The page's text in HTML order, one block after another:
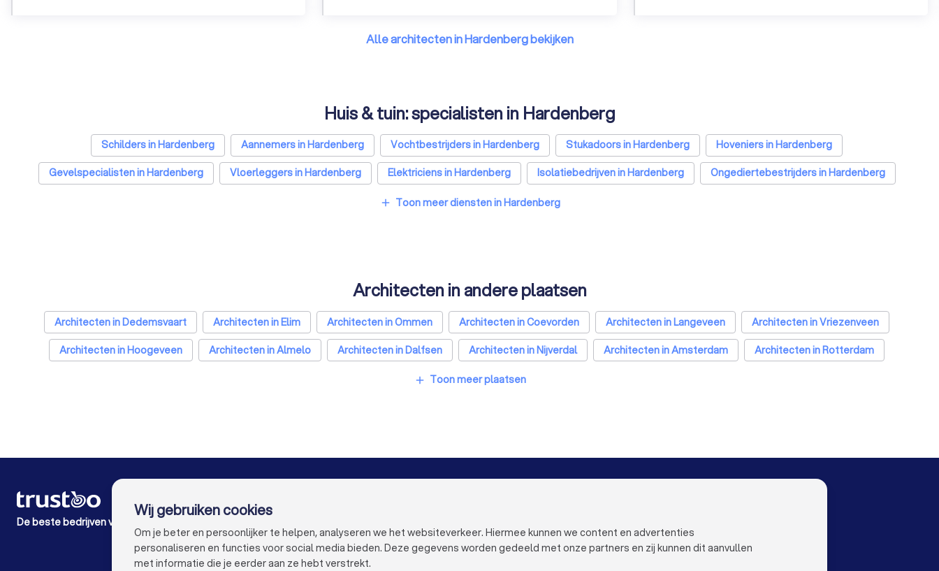
Alle architecten in Hardenberg bekijken
Huis & tuin: specialisten in Hardenberg
Schilders in Hardenberg Aannemers in Hardenberg Vochtbestrijders in Hardenberg Stukadoors in Hardenberg
Hoveniers in Hardenberg
Gevelspecialisten in Hardenberg
Vloerleggers in Hardenberg Elektriciens in Hardenberg Isolatiebedrijven in Hardenberg
Ongediertebestrijders in Hardenberg
Badkamer installateurs in Hardenberg Traprenovatie bedrijven in Hardenberg
add Toon meer diensten in Hardenberg
Architecten in andere plaatsen
Architecten in Dedemsvaart Architecten in Elim Architecten in Ommen Architecten in Coevorden Architecten in Langeveen
Architecten in Vriezenveen
Architecten in Hoogeveen
Architecten in Almelo Architecten in Dalfsen Architecten in Nijverdal Architecten in Amsterdam
Architecten in Rotterdam
Architecten in Eindhoven Architecten in Tilburg
add Toon meer plaatsen
De beste bedrijven voor jou
Hoe het werkt
Expert blogs
Kostenoverzichten
Klacht over bedrijf
Trustoo Top Pro
Ervaringen
Blog
Werken bij Trustoo
Contact
Pers
Wij gebruiken cookies
Om je beter en persoonlijker te helpen, analyseren we het websiteverkeer. Hiermee kunnen we content en advertenties
personaliseren en functies voor social media bieden. Deze gegevens worden gedeeld met onze partners en zij kunnen dit aanvullen
met informatie die je eerder aan ze hebt verstrekt.